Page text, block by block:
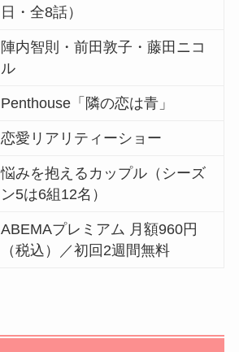
日・全8話）
陣内智則・前田敦子・藤田ニコ
ル
Penthouse「隣の恋は青」
恋愛リアリティーショー
悩みを抱えるカップル（シーズ
ン5は6組12名）
ABEMAプレミアム 月額960円
（税込）／初回2週間無料